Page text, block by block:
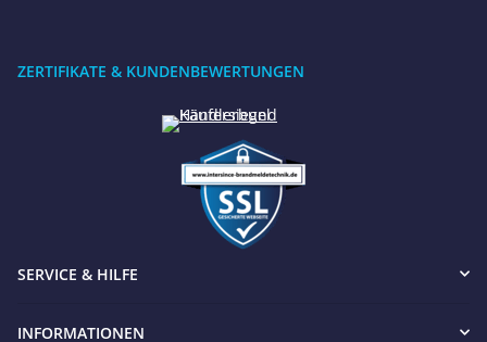
ZERTIFIKATE & KUNDENBEWERTUNGEN
SERVICE & HILFE
INFORMATIONEN